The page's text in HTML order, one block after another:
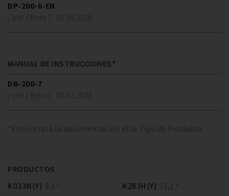
DP-200-6-EN
MANUAL DE INSTRUCCIONES*
DB-200-7
*Encontrará la documentación elija Tipo de Producto
PRODUCTOS
K033N(Y) 8,0 * K283H(Y) 51,1 *